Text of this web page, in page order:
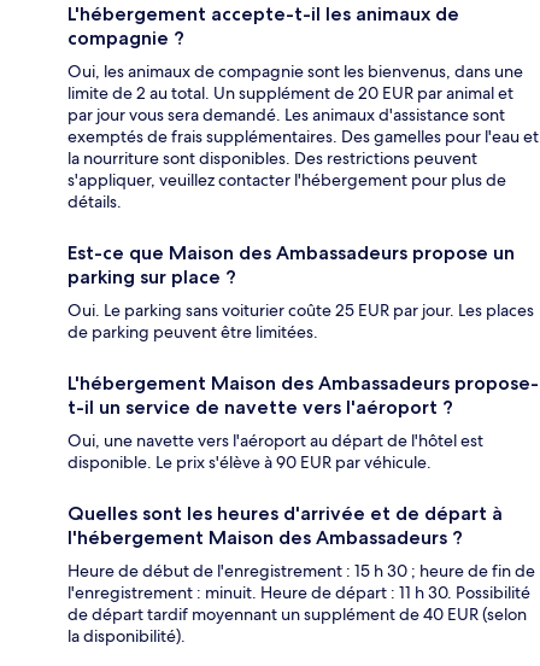
L'hébergement accepte-t-il les animaux de
compagnie ?
Oui, les animaux de compagnie sont les bienvenus, dans une
limite de 2 au total. Un supplément de 20 EUR par animal et
par jour vous sera demandé. Les animaux d'assistance sont
exemptés de frais supplémentaires. Des gamelles pour l'eau et
la nourriture sont disponibles. Des restrictions peuvent
s'appliquer, veuillez contacter l'hébergement pour plus de
détails.
Est-ce que Maison des Ambassadeurs propose un
parking sur place ?
Oui. Le parking sans voiturier coûte 25 EUR par jour. Les places
de parking peuvent être limitées.
L'hébergement Maison des Ambassadeurs propose-
t-il un service de navette vers l'aéroport ?
Oui, une navette vers l'aéroport au départ de l'hôtel est
disponible. Le prix s'élève à 90 EUR par véhicule.
Quelles sont les heures d'arrivée et de départ à
l'hébergement Maison des Ambassadeurs ?
Heure de début de l'enregistrement : 15 h 30 ; heure de fin de
l'enregistrement : minuit. Heure de départ : 11 h 30. Possibilité
de départ tardif moyennant un supplément de 40 EUR (selon
la disponibilité).